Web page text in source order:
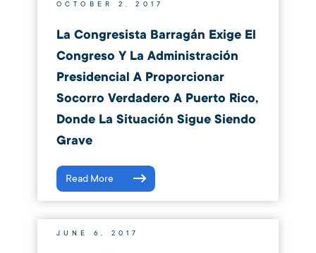
OCTOBER 2, 2017
La Congresista Barragán Exige El
Congreso Y La Administración
Presidencial A Proporcionar
Socorro Verdadero A Puerto Rico,
Donde La Situación Sigue Siendo
Grave
Read More
JUNE 6, 2017